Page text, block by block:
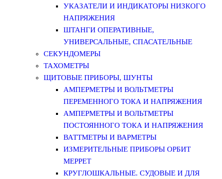
УКАЗАТЕЛИ И ИНДИКАТОРЫ НИЗКОГО
НАПРЯЖЕНИЯ
ШТАНГИ ОПЕРАТИВНЫЕ,
УНИВЕРСАЛЬНЫЕ, СПАСАТЕЛЬНЫЕ
СЕКУНДОМЕРЫ
ТАХОМЕТРЫ
ЩИТОВЫЕ ПРИБОРЫ, ШУНТЫ
АМПЕРМЕТРЫ И ВОЛЬТМЕТРЫ
ПЕРЕМЕННОГО ТОКА И НАПРЯЖЕНИЯ
АМПЕРМЕТРЫ И ВОЛЬТМЕТРЫ
ПОСТОЯННОГО ТОКА И НАПРЯЖЕНИЯ
ВАТТМЕТРЫ И ВАРМЕТРЫ
ИЗМЕРИТЕЛЬНЫЕ ПРИБОРЫ ОРБИТ
МЕРРЕТ
КРУГЛОШКАЛЬНЫЕ. СУДОВЫЕ И ДЛЯ